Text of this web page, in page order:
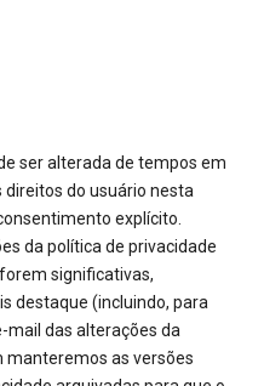
ser alterada de tempos em
do usuário nesta
explícito.
da política de privacidade
significativas,
destaque (incluindo, para
mail das alterações da
manteremos as versões